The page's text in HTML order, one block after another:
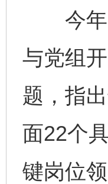
今年3
与党组
题，指
面22个
键岗位